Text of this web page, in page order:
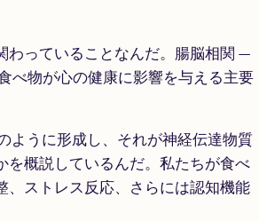
わっていることなんだ。腸脳相関 —
べ物が心の健康に影響を与える主要
ように形成し、それが神経伝達物質
を概説しているんだ。私たちが食べ
、ストレス反応、さらには認知機能